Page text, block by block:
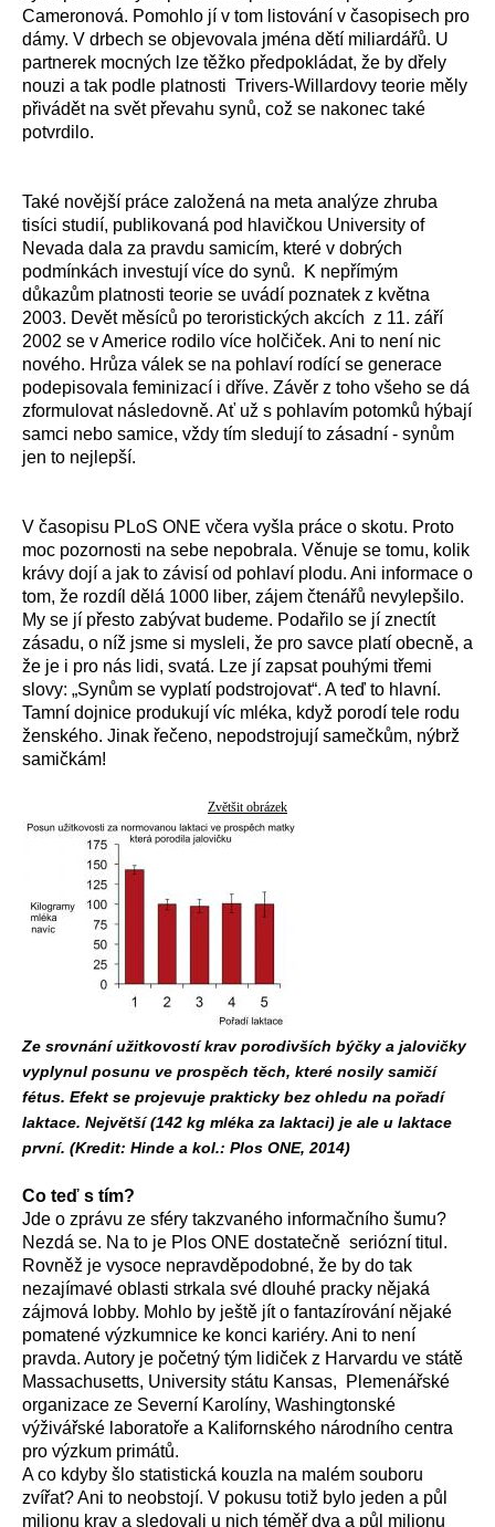
Cameronová. Pomohlo jí v tom listování v časopisech pro
dámy. V drbech se objevovala jména dětí miliardářů. U
partnerek mocných lze těžko předpokládat, že by dřely
nouzi a tak podle platnosti Trivers-Willardovy teorie měly
přivádět na svět převahu synů, což se nakonec také
potvrdilo.
Také novější práce založená na meta analýze zhruba
tisíci studií, publikovaná pod hlavičkou University of
Nevada dala za pravdu samicím, které v dobrých
podmínkách investují více do synů. K nepřímým
důkazům platnosti teorie se uvádí poznatek z května
2003. Devět měsíců po teroristických akcích z 11. září
2002 se v Americe rodilo více holčiček. Ani to není nic
nového. Hrůza válek se na pohlaví rodící se generace
podepisovala feminizací i dříve. Závěr z toho všeho se dá
zformulovat následovně. Ať už s pohlavím potomků hýbají
samci nebo samice, vždy tím sledují to zásadní - synům
jen to nejlepší.
V časopisu PLoS ONE včera vyšla práce o skotu. Proto
moc pozornosti na sebe nepobrala. Věnuje se tomu, kolik
krávy dojí a jak to závisí od pohlaví plodu. Ani informace o
tom, že rozdíl dělá 1000 liber, zájem čtenářů nevylepšilo.
My se jí přesto zabývat budeme. Podařilo se jí znectít
zásadu, o níž jsme si mysleli, že pro savce platí obecně, a
že je i pro nás lidi, svatá. Lze jí zapsat pouhými třemi
slovy: „Synům se vyplatí podstrojovat“. A teď to hlavní.
Tamní dojnice produkují víc mléka, když porodí tele rodu
ženského. Jinak řečeno, nepodstrojují samečkům, nýbrž
samičkám!
Zvětšit obrázek
Ze srovnání užitkovostí krav porodivších býčky a jalovičky
vyplynul posunu ve prospěch těch, které nosily samičí
fétus. Efekt se projevuje prakticky bez ohledu na pořadí
laktace. Největší (142 kg mléka za laktaci) je ale u laktace
první. (Kredit: Hinde a kol.: Plos ONE, 2014)
Co teď s tím?
Jde o zprávu ze sféry takzvaného informačního šumu?
Nezdá se. Na to je Plos ONE dostatečně seriózní titul.
Rovněž je vysoce nepravděpodobné, že by do tak
nezajímavé oblasti strkala své dlouhé pracky nějaká
zájmová lobby. Mohlo by ještě jít o fantazírování nějaké
pomatené výzkumnice ke konci kariéry. Ani to není
pravda. Autory je početný tým lidiček z Harvardu ve státě
Massachusetts, University státu Kansas, Plemenářské
organizace ze Severní Karolíny, Washingtonské
výživářské laboratoře a Kalifornského národního centra
pro výzkum primátů.
A co kdyby šlo statistická kouzla na malém souboru
zvířat? Ani to neobstojí. V pokusu totiž bylo jeden a půl
milionu krav a sledovali u nich téměř dva a půl milionu